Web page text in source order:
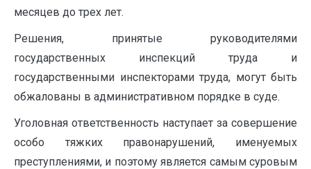
месяцев до трех лет.
Решения, принятые руководителями
государственных инспекций труда и
государственными инспекторами труда, могут быть
обжалованы в административном порядке в суде.
Уголовная ответственность наступает за совершение
особо тяжких правонарушений, именуемых
преступлениями, и поэтому является самым суровым